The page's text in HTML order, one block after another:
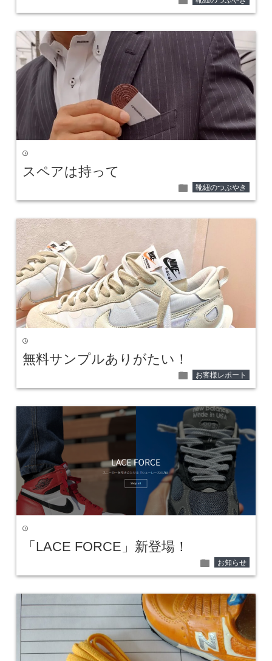
time
スペアは持って
folder 靴紐のつぶやき
time
無料サンプルありがたい！
folder お客様レポート
time
「LACE FORCE」新登場！
folder お知らせ